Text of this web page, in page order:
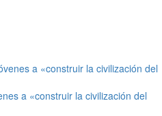
a «construir la civilización del